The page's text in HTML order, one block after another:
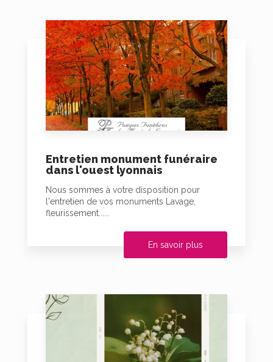
Entretien monument funéraire
dans l'ouest lyonnais
Nous sommes à votre disposition pour
l'entretien de vos monuments Lavage,
fleurissement......
En savoir plus